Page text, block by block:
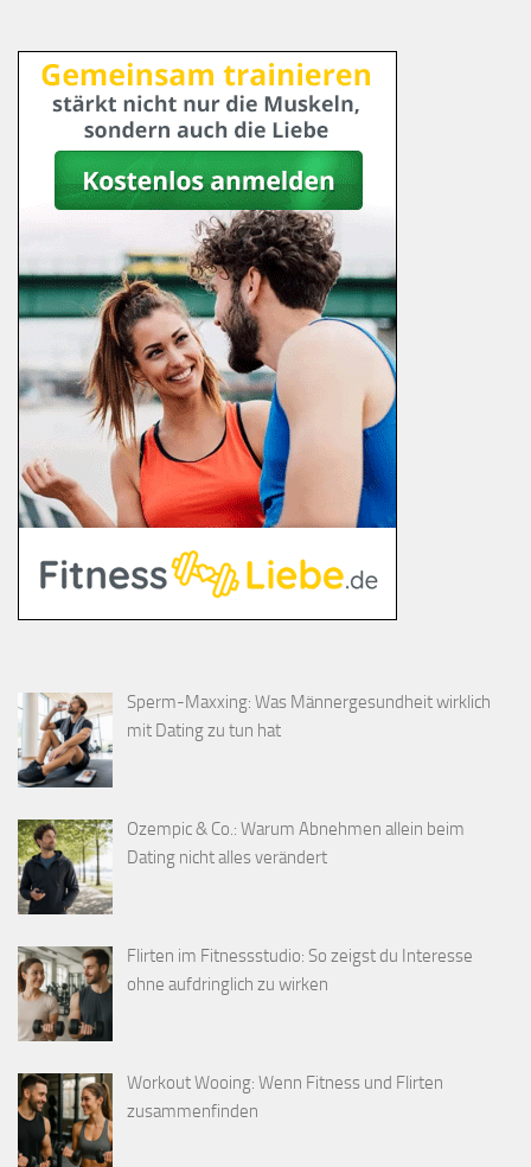
Sperm-Maxxing: Was Männergesundheit wirklich
mit Dating zu tun hat
Ozempic & Co.: Warum Abnehmen allein beim
Dating nicht alles verändert
Flirten im Fitnessstudio: So zeigst du Interesse
ohne aufdringlich zu wirken
Workout Wooing: Wenn Fitness und Flirten
zusammenfinden